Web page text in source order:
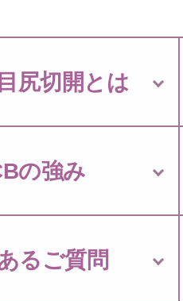
尻切開とは
の強み
るご質問